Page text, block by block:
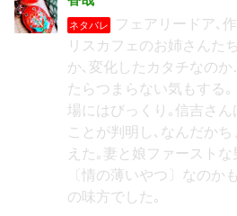
ネタバレ
フェアリードア､
リスカフェのお姉さんた
か､変化したカタチなの
たらつまらない気もする
場にはびっくり｡信吉さん
ことが判明し､なんだか
えた｡妻と娘ファースト
〔情の薄いやつ〕なのか
の味方でした｡